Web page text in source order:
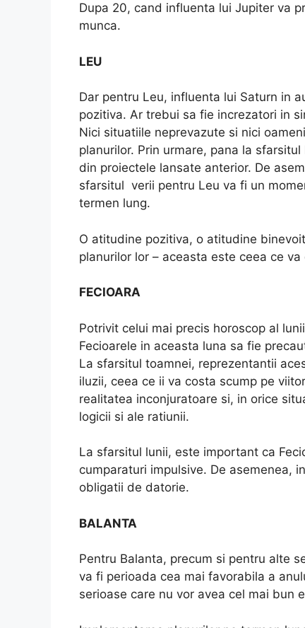
Dupa 20, cand influenta lui Jupiter va
munca.
LEU
Dar pentru Leu, influenta lui Saturn in
pozitiva. Ar trebui sa fie increzatori in
Nici situatiile neprevazute si nici
planurilor. Prin urmare, pana la
din proiectele lansate anterior. De
sfarsitul verii pentru Leu va fi un
termen lung.
O atitudine pozitiva, o atitudine
planurilor lor – aceasta este ceea ce
FECIOARA
Potrivit celui mai precis horoscop al
Fecioarele in aceasta luna sa fie
La sfarsitul toamnei, reprezentantii
iluzii, ceea ce ii va costa scump pe
realitatea inconjuratoare si, in orice
logicii si ale ratiunii.
La sfarsitul lunii, este important ca
cumparaturi impulsive. De asemenea,
obligatii de datorie.
BALANTA
Pentru Balanta, precum si pentru alte
va fi perioada cea mai favorabila a
serioase care nu vor avea cel mai bun